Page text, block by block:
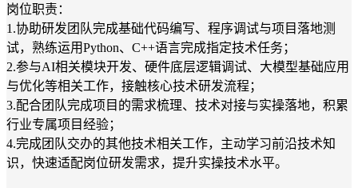
岗位职责：
1.协助研发团队完成基础代码编写、程序调试与项目落地测
试，熟练运用Python、C++语言完成指定技术任务；
2.参与AI相关模块开发、硬件底层逻辑调试、大模型基础应用
与优化等相关工作，接触核心技术研发流程；
3.配合团队完成项目的需求梳理、技术对接与实操落地，积累
行业专属项目经验；
4.完成团队交办的其他技术相关工作，主动学习前沿技术知
识，快速适配岗位研发需求，提升实操技术水平。